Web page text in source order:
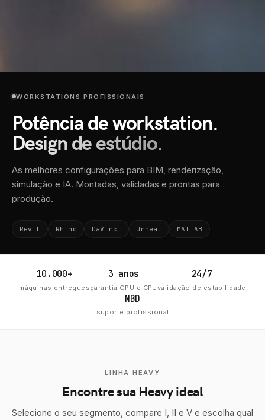
WORKSTATIONS PROFISSIONAIS
Potência de workstation.
Design de estúdio.
As melhores configurações para BIM, renderização,
simulação e IA. Montadas, validadas e prontas para
produção.
Revit Rhino DaVinci Unreal MATLAB
10.000+
máquinas entregues
3 anos
garantia GPU e CPU
24/7
validação de estabilidade
NBD
suporte profissional
LINHA HEAVY
Encontre sua Heavy ideal
Selecione o seu segmento, compare I, II e V e escolha qual